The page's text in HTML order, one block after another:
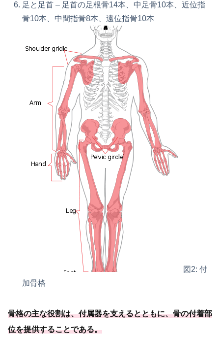
足と足首 – 足首の足根骨14本、中足骨10本、近位指
骨10本、中間指骨8本、遠位指骨10本
図2: 付
加骨格
骨格の主な役割は、付属器を支えるとともに、骨の付着部
位を提供することである。